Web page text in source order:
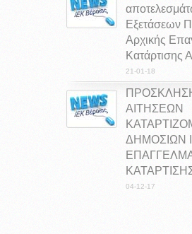
Εξετάσεων
Αρχικής
Κατάρτισης
21-01-18
ΑΙΤΗΣΕΩΝ
ΔΗΜΟΣΙΩΝ
04-12-17